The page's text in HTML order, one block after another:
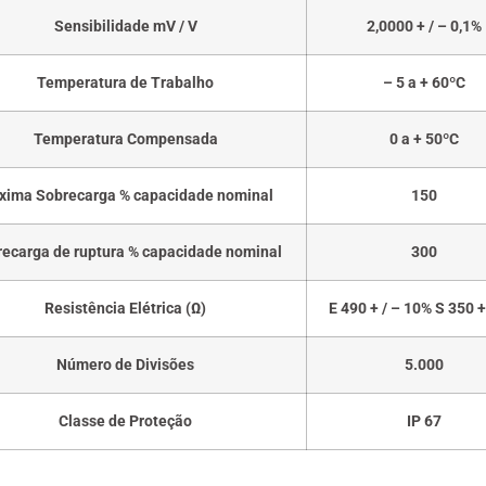
Sensibilidade mV / V 2,0000 + / – 0,1%
Temperatura de Trabalho – 5 a + 60ºC
Temperatura Compensada 0 a + 50ºC
Sobrecarga % capacidade nominal 150
de ruptura % capacidade nominal 300
Resistência Elétrica (Ω) E 490 + / – 10% S 350
Número de Divisões 5.000
Classe de Proteção IP 67